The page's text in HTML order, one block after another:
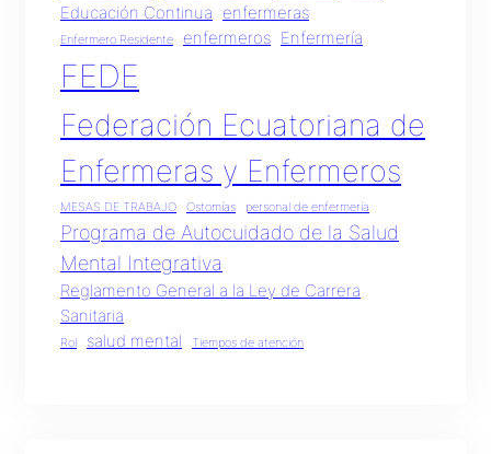
Educación Continua enfermeras
Enfermero Residente enfermeros Enfermería
FEDE
Federación Ecuatoriana de
Enfermeras y Enfermeros
MESAS DE TRABAJO Ostomías personal de enfermería
Programa de Autocuidado de la Salud
Mental Integrativa
Reglamento General a la Ley de Carrera
Sanitaria
Rol salud mental Tiempos de atención